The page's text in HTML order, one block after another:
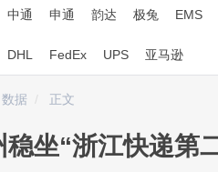
中通 申通 韵达 极兔 EMS
DHL FedEx UPS 亚马逊
数据 正文
稳坐“浙江快递第